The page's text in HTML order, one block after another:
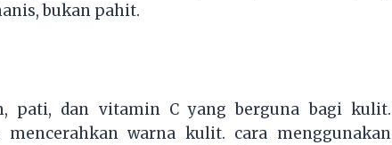
bukan pahit.
pati, dan vitamin C yang berguna bagi kulit.
warna kulit. cara menggunakan